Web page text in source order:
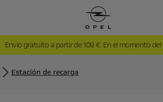
Envío gratuito a partir de 109 €. En el momento del
Estación de recarga